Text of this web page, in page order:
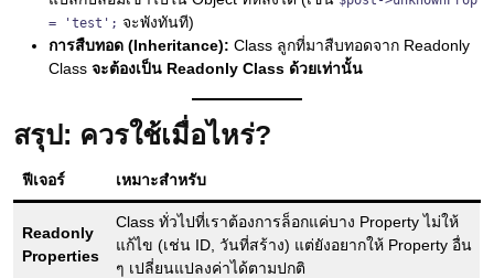
= 'test'; จะพังทันที)
การสืบทอด (Inheritance): Class ลูกที่มาสืบทอดจาก Readonly
Class จะต้องเป็น Readonly Class ด้วยเท่านั้น
สรุป: ควรใช้เมื่อไหร่?
ฟีเจอร์ เหมาะสำหรับ
Readonly
Properties
Class ทั่วไปที่เราต้องการล็อกแค่บาง Property ไม่ให้
แก้ไข (เช่น ID, วันที่สร้าง) แต่ยังอยากให้ Property อื่น
ๆ เปลี่ยนแปลงค่าได้ตามปกติ